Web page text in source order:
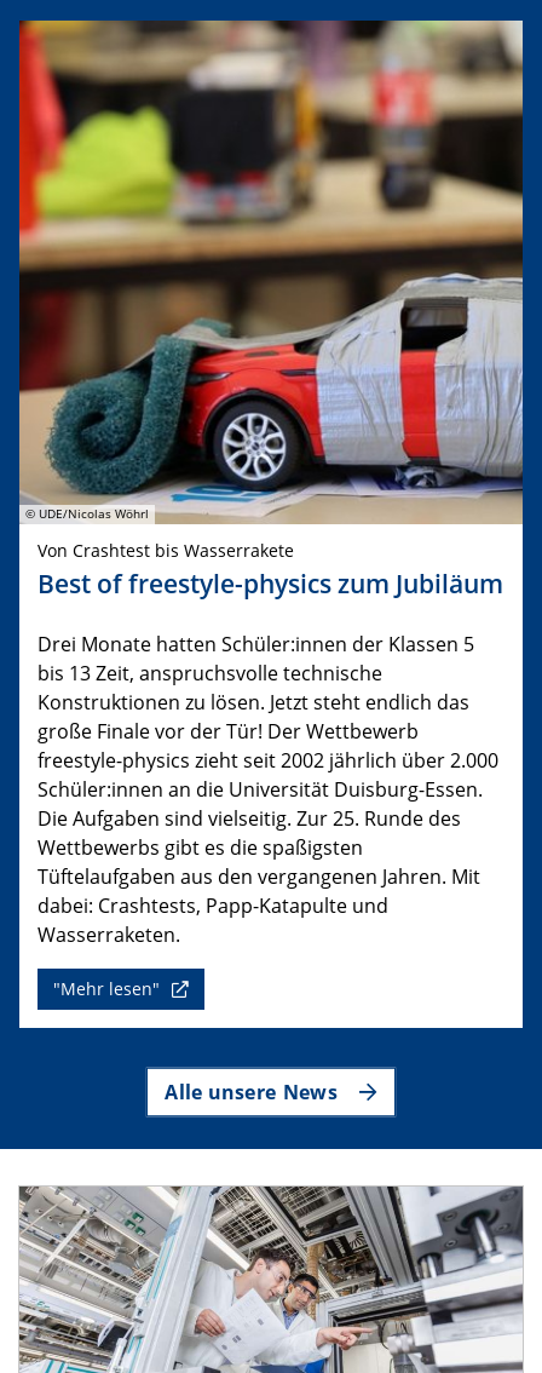
© UDE/Nicolas Wöhrl
Von Crashtest bis Wasserrakete
Best of freestyle-physics zum Jubiläum
Drei Monate hatten Schüler:innen der Klassen 5
bis 13 Zeit, anspruchsvolle technische
Konstruktionen zu lösen. Jetzt steht endlich das
große Finale vor der Tür! Der Wettbewerb
freestyle-physics zieht seit 2002 jährlich über 2.000
Schüler:innen an die Universität Duisburg-Essen.
Die Aufgaben sind vielseitig. Zur 25. Runde des
Wettbewerbs gibt es die spaßigsten
Tüftelaufgaben aus den vergangenen Jahren. Mit
dabei: Crashtests, Papp-Katapulte und
Wasserraketen.
"Mehr lesen"
Alle unsere News